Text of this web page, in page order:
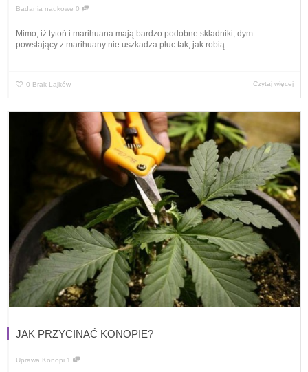
Badania naukowe 0
Mimo, iż tytoń i marihuana mają bardzo podobne składniki, dym
powstający z marihuany nie uszkadza płuc tak, jak robią...
0 Brak Lajków Czytaj więcej
JAK PRZYCINAĆ KONOPIE?
Uprawa Konopi 1